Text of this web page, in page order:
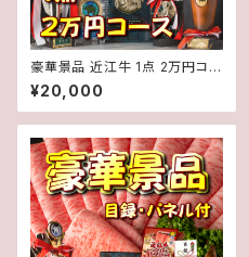
豪華景品 近江牛 1点 2万円コー
ス 目録・パネル付き ゴルフコン
ペ 二次会 イベント
¥20,000